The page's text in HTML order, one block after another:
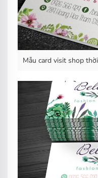
Mẫu card visit shop